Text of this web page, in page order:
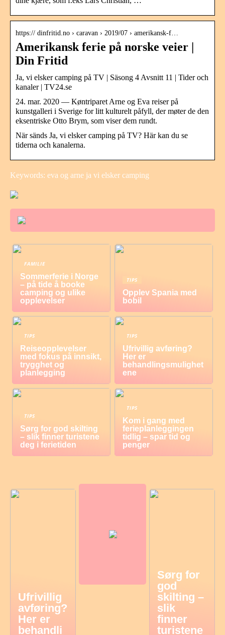
https:// dinfritid.no › caravan › 2019/07 › amerikansk-f…
Amerikansk ferie på norske veier |
Din Fritid
Ja, vi elsker camping på TV | Säsong 4 Avsnitt 11 | Tider och
kanaler | TV24.se
24. mar. 2020 — Køntriparet Arne og Eva reiser på
kunstgalleri i Sverige for litt kulturelt påfyll, der møter de den
eksentriske Otto Brym, som viser dem rundt.
När sänds Ja, vi elsker camping på TV? Här kan du se
tiderna och kanalerna.
Keywords: eva og arne ja vi elsker camping
FAMILIE
Sommerferie i Norge
– på tide å booke
camping og ulike
opplevelser
TIPS
Opplev Spania med
bobil
TIPS
Reiseopplevelser
med fokus på innsikt,
trygghet og
planlegging
TIPS
Ufrivillig avføring?
Her er
behandlingsmulighet
ene
TIPS
Sørg for god skilting
– slik finner turistene
deg i ferietiden
TIPS
Kom i gang med
ferieplanleggingen
tidlig – spar tid og
penger
Ufrivillig
avføring?
Her er
behandli
Sørg for
god
skilting –
slik
finner
turistene